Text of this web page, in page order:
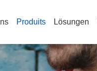
Produits Lösungen